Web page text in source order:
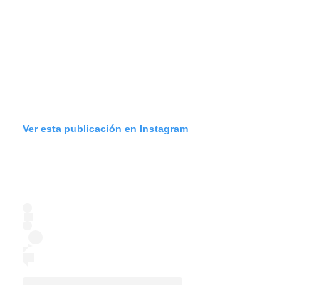
Ver esta publicación en Instagram